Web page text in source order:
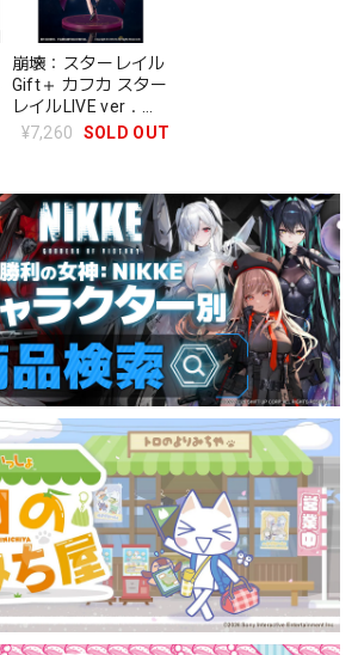
崩壊：スターレイル
Gift＋ カフカ スター
レイルLIVE ver．
1/8 完成品フィギュ
¥7,260 SOLD OUT